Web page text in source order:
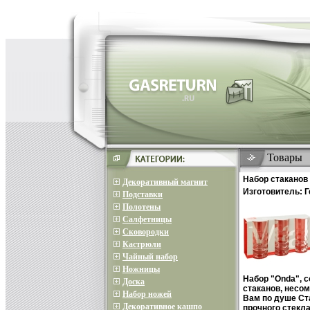
Декоративный магнит
Подставки
Полотены
Салфетницы
Сковородки
Кастрюли
Чайный набор
Ножницы
Доска
Набор ножей
Декоративное кашпо
Товары
Набор
Изготовитель:
Набор "Onda",
стаканов,
Вам по душе
прочного